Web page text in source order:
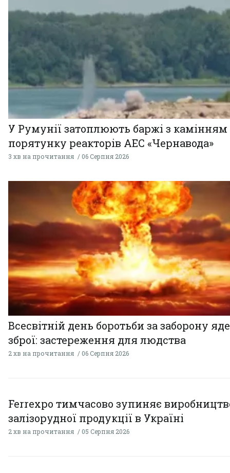
У Румунії затоплюють баржі з
порятунку реакторів АЕС «Чернавода»
3 хв на прочитання 06 Серпня 2026
Всесвітній день боротьби за заборону
зброї: застереження для людства
2 хв на прочитання 06 Серпня 2026
Ferrexpo тимчасово зупиняє
залізорудної продукції в Україні
2 хв на прочитання 05 Серпня 2026